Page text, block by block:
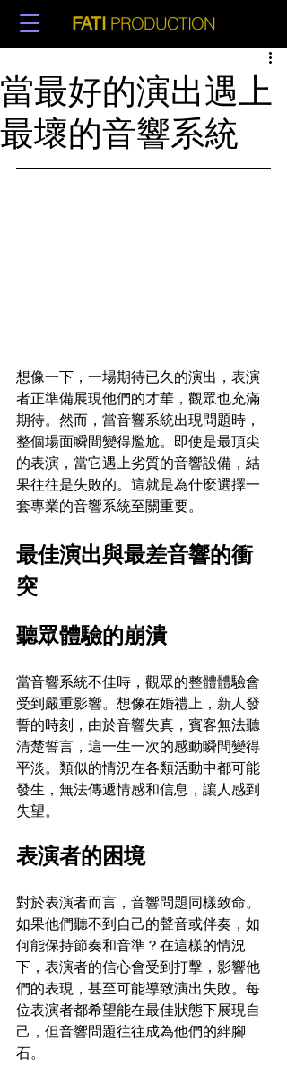
FATI PRODUCTION
當最好的演出遇上
最壞的音響系統
想像一下，一場期待已久的演出，表演
者正準備展現他們的才華，觀眾也充滿
期待。然而，當音響系統出現問題時，
整個場面瞬間變得尷尬。即使是最頂尖
的表演，當它遇上劣質的音響設備，結
果往往是失敗的。這就是為什麼選擇一
套專業的音響系統至關重要。
最佳演出與最差音響的衝
突
聽眾體驗的崩潰
當音響系統不佳時，觀眾的整體體驗會
受到嚴重影響。想像在婚禮上，新人發
誓的時刻，由於音響失真，賓客無法聽
清楚誓言，這一生一次的感動瞬間變得
平淡。類似的情況在各類活動中都可能
發生，無法傳遞情感和信息，讓人感到
失望。
表演者的困境
對於表演者而言，音響問題同樣致命。
如果他們聽不到自己的聲音或伴奏，如
何能保持節奏和音準？在這樣的情況
下，表演者的信心會受到打擊，影響他
們的表現，甚至可能導致演出失敗。每
位表演者都希望能在最佳狀態下展現自
己，但音響問題往往成為他們的絆腳
石。